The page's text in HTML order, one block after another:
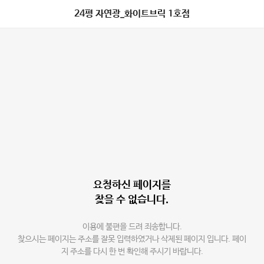
24평 자연광_화이트브릭 1호점
요청하신 페이지를
찾을 수 없습니다.
이용에 불편을 드려 죄송합니다.
찾으시는 페이지는 주소를 잘못 입력하였거나 삭제된 페이지 입니다. 페이
지 주소를 다시 한 번 확인해 주시기 바랍니다.